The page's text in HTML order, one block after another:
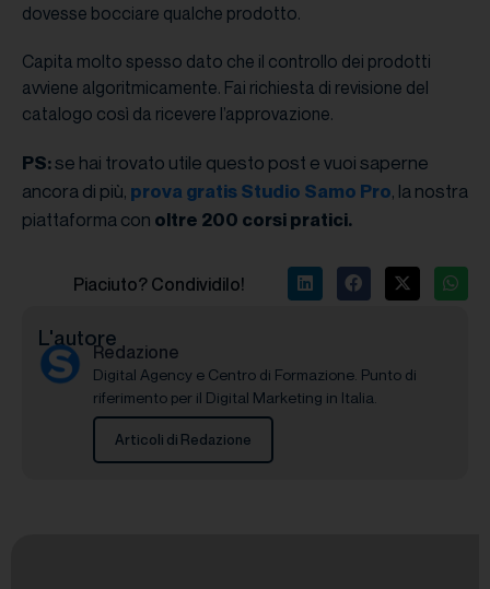
dovesse bocciare qualche prodotto.
Capita molto spesso dato che il controllo dei prodotti
avviene algoritmicamente. Fai richiesta di revisione del
catalogo così da ricevere l’approvazione.
PS:se hai trovato utile questo post e vuoi saperne
ancora di più, prova gratis Studio Samo Pro, la nostra
piattaforma con oltre 200 corsi pratici.
Piaciuto? Condividilo!
L'autore
Redazione
Digital Agency e Centro di Formazione. Punto di
riferimento per il Digital Marketing in Italia.
Articoli di Redazione